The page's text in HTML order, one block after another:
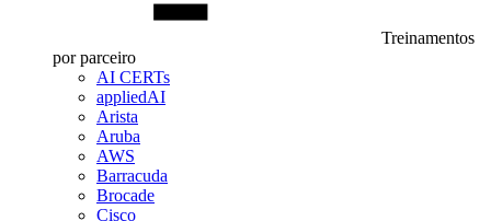
Treinamentos
por parceiro
AI CERTs
appliedAI
Arista
Aruba
AWS
Barracuda
Brocade
Cisco